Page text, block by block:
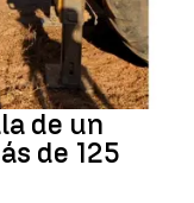
de un
de 125